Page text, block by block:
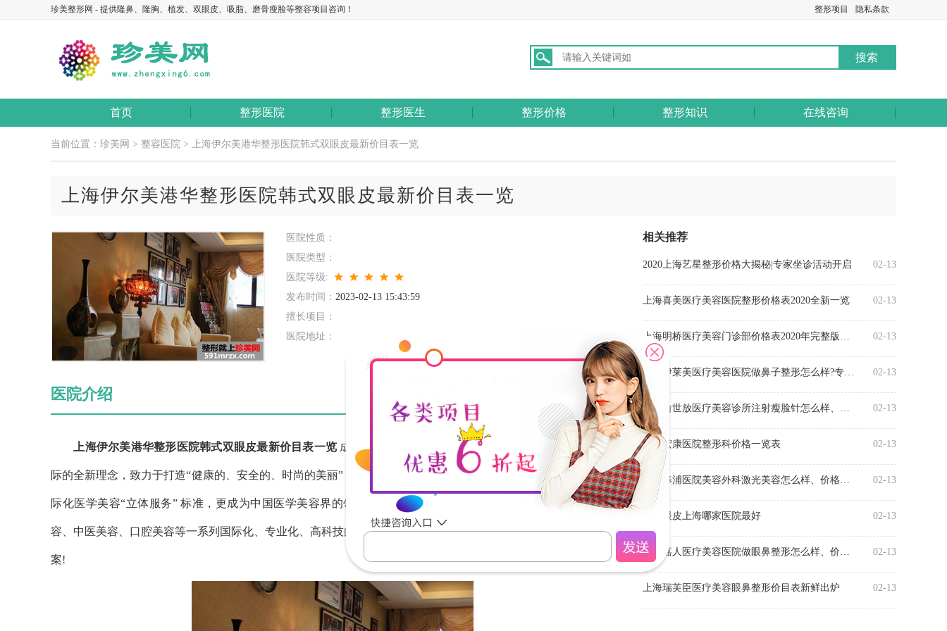
珍美整形网 - 提供隆鼻、隆胸、植发、双眼皮、吸脂、磨骨瘦脸等整容项目咨询！ 隐私条款
整形项目
首页 整形医院 整形医生 整形价格 整形知识 在线咨询
当前位置： 珍美网 > 整容医院 > 上海伊尔美港华整形医院韩式双眼皮最新价目表一览
上海伊尔美港华整形医院韩式双眼皮最新价目表一览
医院性质：
医院类型：
医院等级:
发布时间： 2023-02-13 15:43:59
擅长项目：
医院地址：
医院介绍
上海伊尔美港华整形医院韩式双眼皮最新价目表一览 成立14年以来，伊尔美港华始终秉承源自香港，接轨国
际的全新理念，致力于打造“健康的、安全的、时尚的美丽”，云集海内外业界精英、汇聚国际领先技术，并践行国
际化医学美容“立体服务” 标准，更成为中国医学美容界的领跑者!运用整形美容、激光美容、皮肤美容、注射美
容、中医美容、口腔美容等一系列国际化、专业化、高科技的医学美容手段，提供抗衰年轻化、美肤、美体解决方
案!
相关推荐
02-13
2020上海艺星整形价格大揭秘|专家坐诊活动开启
02-13
上海喜美医疗美容医院整形价格表2020全新一览
02-13
上海明桥医疗美容门诊部价格表2020年完整版曝光
02-13
上海伊莱美医疗美容医院做鼻子整形怎么样?专家介绍
02-13
上海俞世放医疗美容诊所注射瘦脸针怎么样、多少钱
02-13
上海宏康医院整形科价格一览表
02-13
上海奉浦医院美容外科激光美容怎么样、价格多少
02-13
割双眼皮上海哪家医院最好
02-13
上海嘉人医疗美容医院做眼鼻整形怎么样、价格多少
02-13
上海瑞芙臣医疗美容眼鼻整形价目表新鲜出炉